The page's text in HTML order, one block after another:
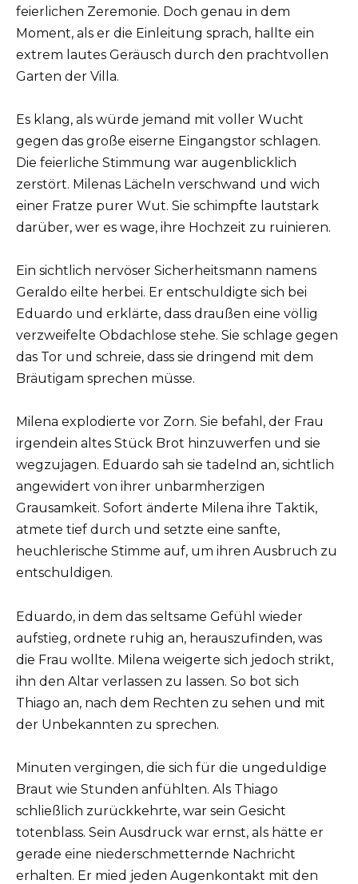
feierlichen Zeremonie. Doch genau in dem
Moment, als er die Einleitung sprach, hallte ein
extrem lautes Geräusch durch den prachtvollen
Garten der Villa.
Es klang, als würde jemand mit voller Wucht
gegen das große eiserne Eingangstor schlagen.
Die feierliche Stimmung war augenblicklich
zerstört. Milenas Lächeln verschwand und wich
einer Fratze purer Wut. Sie schimpfte lautstark
darüber, wer es wage, ihre Hochzeit zu ruinieren.
Ein sichtlich nervöser Sicherheitsmann namens
Geraldo eilte herbei. Er entschuldigte sich bei
Eduardo und erklärte, dass draußen eine völlig
verzweifelte Obdachlose stehe. Sie schlage gegen
das Tor und schreie, dass sie dringend mit dem
Bräutigam sprechen müsse.
Milena explodierte vor Zorn. Sie befahl, der Frau
irgendein altes Stück Brot hinzuwerfen und sie
wegzujagen. Eduardo sah sie tadelnd an, sichtlich
angewidert von ihrer unbarmherzigen
Grausamkeit. Sofort änderte Milena ihre Taktik,
atmete tief durch und setzte eine sanfte,
heuchlerische Stimme auf, um ihren Ausbruch zu
entschuldigen.
Eduardo, in dem das seltsame Gefühl wieder
aufstieg, ordnete ruhig an, herauszufinden, was
die Frau wollte. Milena weigerte sich jedoch strikt,
ihn den Altar verlassen zu lassen. So bot sich
Thiago an, nach dem Rechten zu sehen und mit
der Unbekannten zu sprechen.
Minuten vergingen, die sich für die ungeduldige
Braut wie Stunden anfühlten. Als Thiago
schließlich zurückkehrte, war sein Gesicht
totenblass. Sein Ausdruck war ernst, als hätte er
gerade eine niederschmetternde Nachricht
erhalten. Er mied jeden Augenkontakt mit den